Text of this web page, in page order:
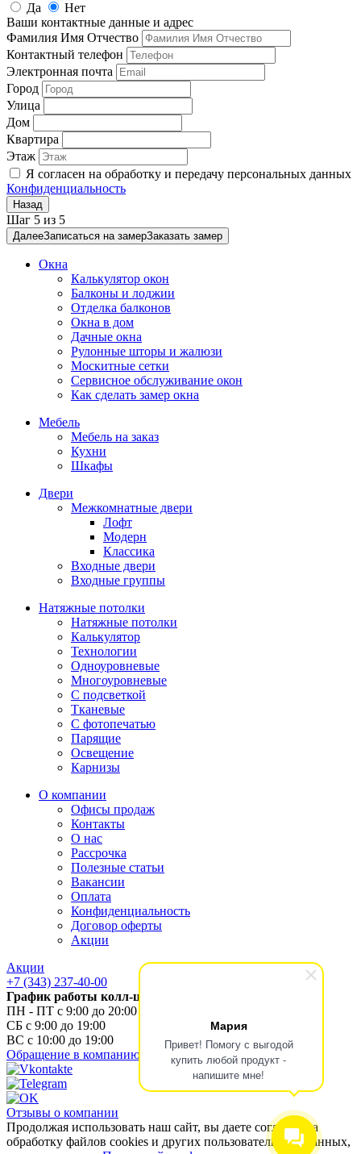
Мария
Привет! Помогу с выгодой
купить любой продукт -
напишите мне!
Да
Нет
Ваши контактные данные и адрес
Фамилия Имя Отчество
Контактный телефон
Электронная почта
Город
Улица
Дом
Квартира
Этаж
Я согласен на обработку и передачу персональных данных
Конфиденциальность
Назад
Шаг 5 из 5
ДалееЗаписаться на замерЗаказать замер
Окна
Калькулятор окон
Балконы и лоджии
Отделка балконов
Окна в дом
Дачные окна
Рулонные шторы и жалюзи
Москитные сетки
Сервисное обслуживание окон
Как сделать замер окна
Мебель
Мебель на заказ
Кухни
Шкафы
Двери
Межкомнатные двери
Лофт
Модерн
Классика
Входные двери
Входные группы
Натяжные потолки
Натяжные потолки
Калькулятор
Технологии
Одноуровневые
Многоуровневые
С подсветкой
Тканевые
С фотопечатью
Парящие
Освещение
Карнизы
О компании
Офисы продаж
Контакты
О нас
Рассрочка
Полезные статьи
Вакансии
Оплата
Конфиденциальность
Договор оферты
Акции
Акции
+7 (343) 237-40-00
График работы колл-центра
ПН - ПТ с 9:00 до 20:00
СБ с 9:00 до 19:00
ВС с 10:00 до 19:00
Обращение в компанию
Отзывы о компании
Продолжая использовать наш сайт, вы даете согласие на
обработку файлов cookies и других пользовательских данных,